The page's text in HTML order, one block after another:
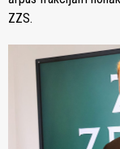
ZZS.